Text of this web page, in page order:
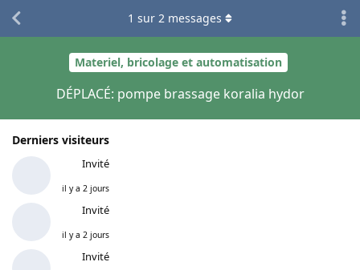
Materiel, bricolage et automatisation
DÉPLACÉ: pompe brassage koralia hydor
Derniers visiteurs
Invité
il y a 2 jours
Invité
il y a 2 jours
Invité
1 sur 2 messages